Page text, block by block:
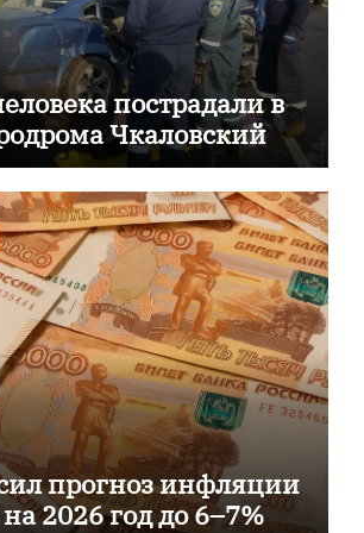
пострадали в
Чкаловский
прогноз инфляции
2026 год до 6–7%